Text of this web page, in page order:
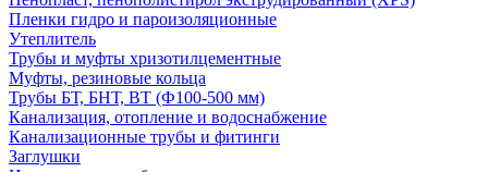
Пленки гидро и пароизоляционные
Утеплитель
Трубы и муфты хризотилцементные
Муфты, резиновые кольца
Трубы БТ, БНТ, ВТ (Ф100-500 мм)
Канализация, отопление и водоснабжение
Канализационные трубы и фитинги
Заглушки